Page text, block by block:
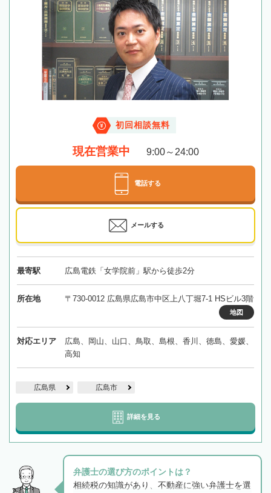
初回相談無料
現在営業中 9:00～24:00
電話する
メールする
最寄駅 広島電鉄「女学院前」駅から徒歩2分
所在地 〒730-0012 広島県広島市中区上八丁堀7-1 HSビル3階
地図
対応エリア
広島、岡山、山口、鳥取、島根、香川、徳島、愛媛、
高知
広島県 広島市
詳細を見る
弁護士の選び方のポイントは？
相続税の知識があり、不動産に強い弁護士を選